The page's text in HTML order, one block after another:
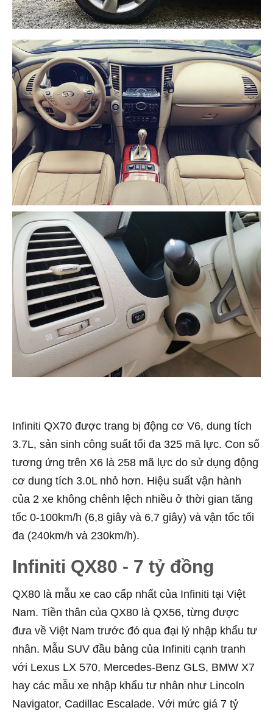
Infiniti QX70 được trang bị động cơ V6, dung tích
3.7L, sản sinh công suất tối đa 325 mã lực. Con số
tương ứng trên X6 là 258 mã lực do sử dụng động
cơ dung tích 3.0L nhỏ hơn. Hiệu suất vận hành
của 2 xe không chênh lệch nhiều ở thời gian tăng
tốc 0-100km/h (6,8 giây và 6,7 giây) và vận tốc tối
đa (240km/h và 230km/h).
Infiniti QX80 - 7 tỷ đồng
QX80 là mẫu xe cao cấp nhất của Infiniti tại Việt
Nam. Tiền thân của QX80 là QX56, từng được
đưa về Việt Nam trước đó qua đại lý nhập khẩu tư
nhân. Mẫu SUV đầu bảng của Infiniti cạnh tranh
với Lexus LX 570, Mercedes-Benz GLS, BMW X7
hay các mẫu xe nhập khẩu tư nhân như Lincoln
Navigator, Cadillac Escalade. Với mức giá 7 tỷ